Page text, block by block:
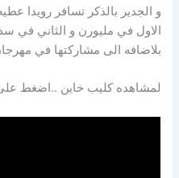
و الجدير بالذكر تسافر رويدا
الاول في مليورن و الثاني في
بلاضافه الى مشاركتها في مهرجان
لمشاهده كليب خاين ..اضغط على